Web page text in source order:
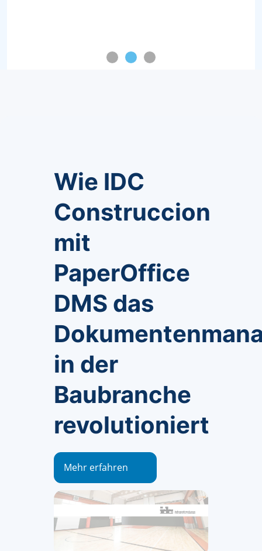
Wie IDC
Construccion
mit
PaperOffice
DMS das
in der
Baubranche
revolutioniert
Mehr erfahren